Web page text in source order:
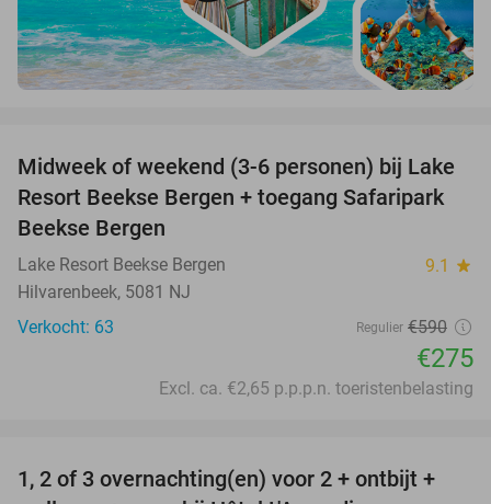
53%
Midweek of weekend (3-6 personen) bij Lake
Resort Beekse Bergen + toegang Safaripark
Beekse Bergen
Lake Resort Beekse Bergen 9.1 star
Hilvarenbeek, 5081 NJ
Verkocht: 63
Regulier €590
€275
Excl. ca. €2,65 p.p.p.n. toeristenbelasting
32%
1, 2 of 3 overnachting(en) voor 2 + ontbijt +